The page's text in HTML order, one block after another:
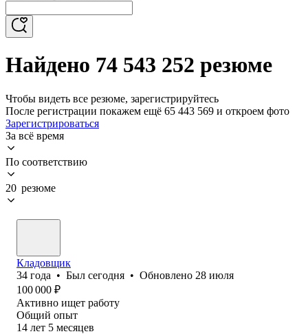
Найдено 74 543 252 резюме
Чтобы видеть все резюме, зарегистрируйтесь
После регистрации покажем ещё 65 443 569 и откроем фото
Зарегистрироваться
За всё время
По соответствию
20 резюме
Кладовщик
34 года • Был сегодня • Обновлено 28 июля
100 000 ₽
Активно ищет работу
Общий опыт
14 лет 5 месяцев